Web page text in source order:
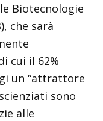
Biotecnologie
che sarà
cui il 62%
un “attrattore
sono
alle